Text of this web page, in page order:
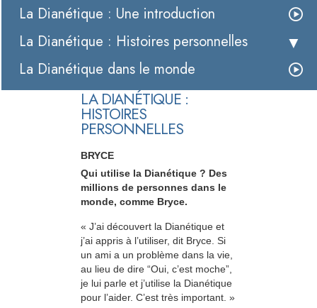
La Dianétique : Une introduction
La Dianétique : Histoires personnelles
La Dianétique dans le monde
LA DIANÉTIQUE :
HISTOIRES
PERSONNELLES
BRYCE
Qui utilise la Dianétique ? Des
millions de personnes dans le
monde, comme Bryce.
« J’ai découvert la Dianétique et
j’ai appris à l’utiliser, dit Bryce. Si
un ami a un problème dans la vie,
au lieu de dire “Oui, c’est moche”,
je lui parle et j’utilise la Dianétique
pour l’aider. C’est très important. »